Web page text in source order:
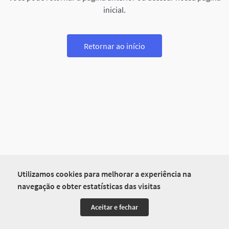
Utilizamos cookies para melhorar a experiência na
navegação e obter estatísticas das visitas
Aceitar e fechar
inicial.
Retornar ao início